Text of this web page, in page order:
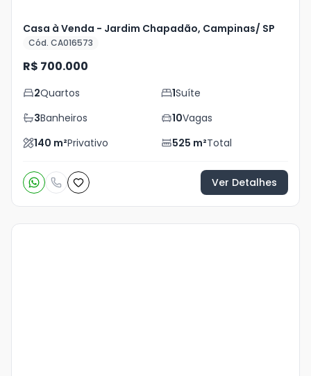
Casa à Venda - Jardim Chapadão, Campinas/ SP
Cód. CA016573
R$ 700.000
2Quartos 1Suíte
3Banheiros 10Vagas
140 m²Privativo 525 m²Total
Ver Detalhes